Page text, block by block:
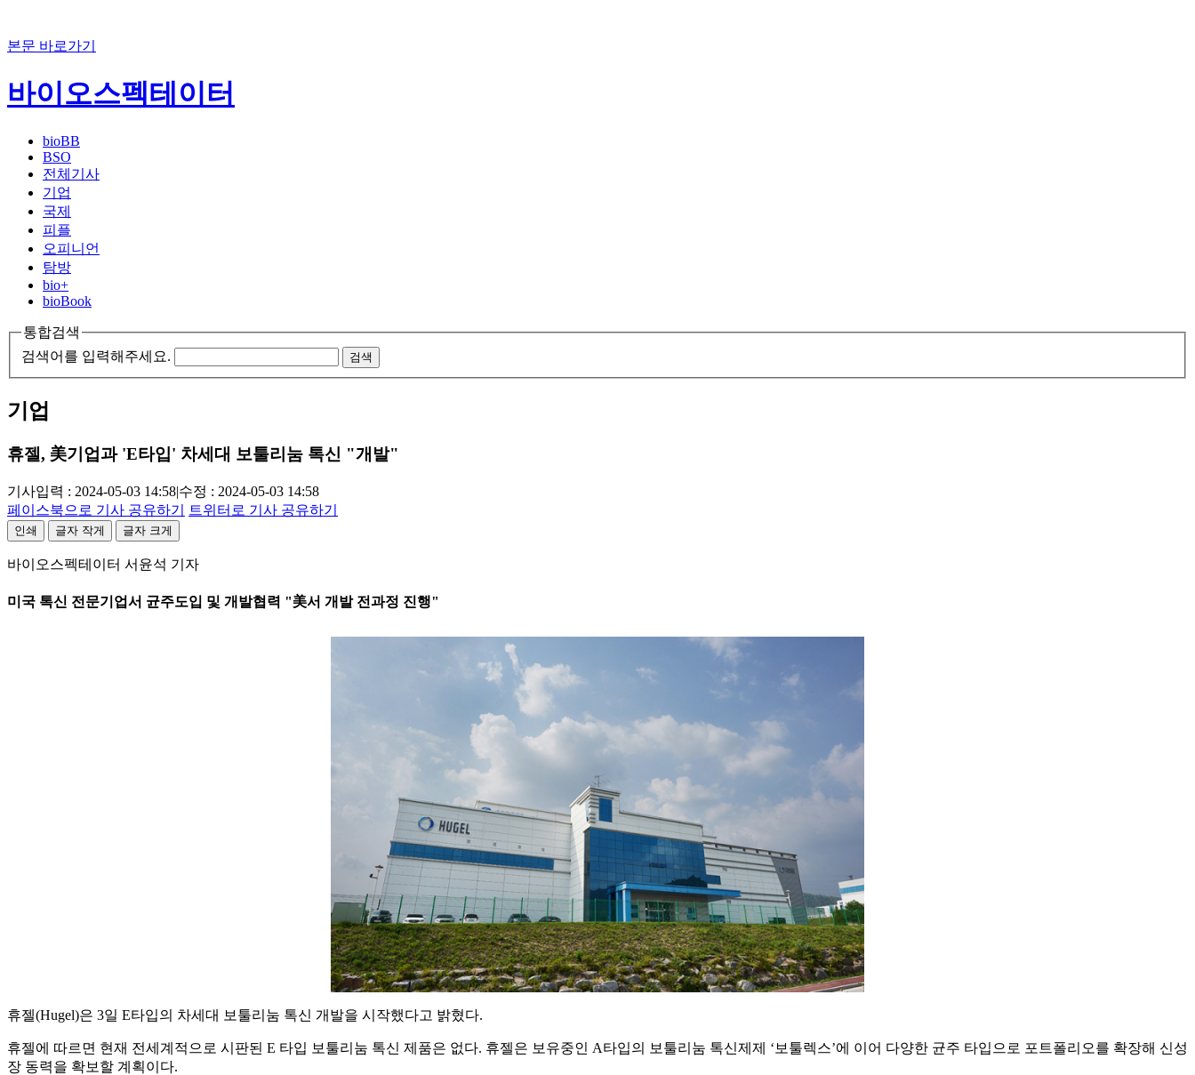
본문 바로가기
바이오스펙테이터
bioBB
BSO
전체기사
기업
국제
피플
오피니언
탐방
bio+
bioBook
통합검색
검색어를 입력해주세요.
검색
기업
휴젤, 美기업과 'E타입' 차세대 보툴리눔 톡신 "개발"
기사입력 : 2024-05-03 14:58|수정 : 2024-05-03 14:58
페이스북으로 기사 공유하기
트위터로 기사 공유하기
인쇄 글자 작게 글자 크게
바이오스펙테이터 서윤석 기자
미국 톡신 전문기업서 균주도입 및 개발협력 "美서 개발 전과정 진행"
휴젤(Hugel)은 3일 E타입의 차세대 보툴리눔 톡신 개발을 시작했다고 밝혔다.
휴젤에 따르면 현재 전세계적으로 시판된 E 타입 보툴리눔 톡신 제품은 없다. 휴젤은 보유중인 A타입의 보툴리눔 톡신제제 ‘보툴렉스’에 이어 다양한 균주 타입으로 포트폴리오를 확장해 신성
장 동력을 확보할 계획이다.